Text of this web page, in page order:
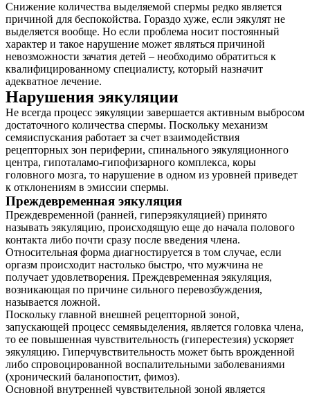
Снижение количества выделяемой спермы редко является
причиной для беспокойства. Гораздо хуже, если эякулят не
выделяется вообще. Но если проблема носит постоянный
характер и такое нарушение может являться причиной
невозможности зачатия детей – необходимо обратиться к
квалифицированному специалисту, который назначит
адекватное лечение.
Нарушения эякуляции
Не всегда процесс эякуляции завершается активным выбросом
достаточного количества спермы. Поскольку механизм
семяиспускания работает за счет взаимодействия
рецепторных зон периферии, спинального эякуляционного
центра, гипоталамо-гипофизарного комплекса, коры
головного мозга, то нарушение в одном из уровней приведет
к отклонениям в эмиссии спермы.
Преждевременная эякуляция
Преждевременной (ранней, гиперэякуляцией) принято
называть эякуляцию, происходящую еще до начала полового
контакта либо почти сразу после введения члена.
Относительная форма диагностируется в том случае, если
оргазм происходит настолько быстро, что мужчина не
получает удовлетворения. Преждевременная эякуляция,
возникающая по причине сильного перевозбуждения,
называется ложной.
Поскольку главной внешней рецепторной зоной,
запускающей процесс семявыделения, является головка члена,
то ее повышенная чувствительность (гиперестезия) ускоряет
эякуляцию. Гиперчувствительность может быть врожденной
либо спровоцированной воспалительными заболеваниями
(хронический баланопостит, фимоз).
Основной внутренней чувствительной зоной является